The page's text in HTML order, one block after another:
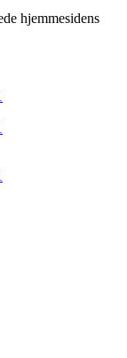
hjemmesidens